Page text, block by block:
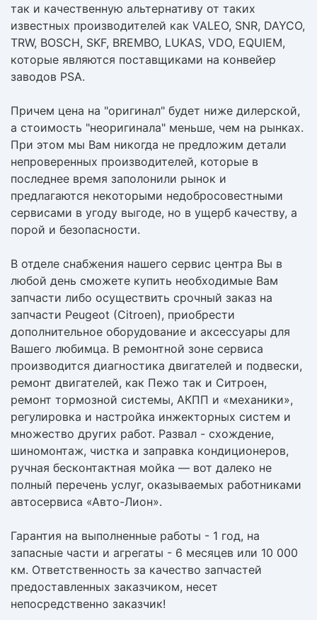
так и качественную альтернативу от таких
известных производителей как VALEO, SNR, DAYCO,
TRW, BOSCH, SKF, BREMBO, LUKAS, VDO, EQUIEM,
которые являются поставщиками на конвейер
заводов PSA.
Причем цена на "оригинал" будет ниже дилерской,
а стоимость "неоригинала" меньше, чем на рынках.
При этом мы Вам никогда не предложим детали
непроверенных производителей, которые в
последнее время заполонили рынок и
предлагаются некоторыми недобросовестными
сервисами в угоду выгоде, но в ущерб качеству, а
порой и безопасности.
В отделе снабжения нашего сервис центра Вы в
любой день сможете купить необходимые Вам
запчасти либо осуществить срочный заказ на
запчасти Peugeot (Citroen), приобрести
дополнительное оборудование и аксессуары для
Вашего любимца. В ремонтной зоне сервиса
производится диагностика двигателей и подвески,
ремонт двигателей, как Пежо так и Ситроен,
ремонт тормозной системы, АКПП и «механики»,
регулировка и настройка инжекторных систем и
множество других работ. Развал - схождение,
шиномонтаж, чистка и заправка кондиционеров,
ручная бесконтактная мойка — вот далеко не
полный перечень услуг, оказываемых работниками
автосервиса «Авто-Лион».
Гарантия на выполненные работы - 1 год, на
запасные части и агрегаты - 6 месяцев или 10 000
км. Ответственность за качество запчастей
предоставленных заказчиком, несет
непосредственно заказчик!